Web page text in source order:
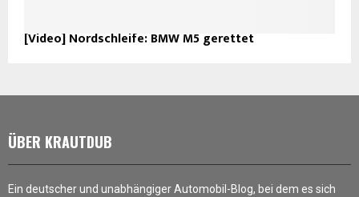
[Video] Nordschleife: BMW M5 gerettet
ÜBER KRAUTDUB
Ein deutscher und unabhängiger Automobil-Blog, bei dem es sich